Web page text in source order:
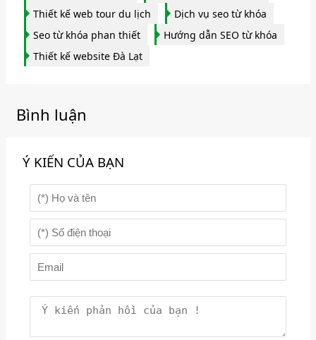
Thiết kế web tour du lịch
Dịch vụ seo từ khóa
Seo từ khóa phan thiết
Hướng dẫn SEO từ khóa
Thiết kế website Đà Lạt
Bình luận
Ý KIẾN CỦA BẠN